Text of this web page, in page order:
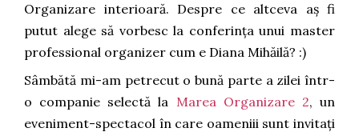
Organizare interioară. Despre ce altceva aș fi
putut alege să vorbesc la conferința unui master
professional organizer cum e Diana Mihăilă? :)
Sâmbătă mi-am petrecut o bună parte a zilei într-
o companie selectă la Marea Organizare 2, un
eveniment-spectacol în care oameniii sunt invitați